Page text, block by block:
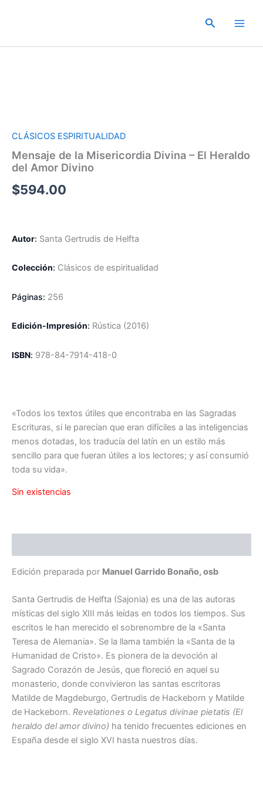
Buscar
CLÁSICOS ESPIRITUALIDAD
Mensaje de la Misericordia Divina – El Heraldo
del Amor Divino
$594.00
Autor: Santa Gertrudis de Helfta
Colección: Clásicos de espiritualidad
Páginas: 256
Edición-Impresión: Rústica (2016)
ISBN: 978-84-7914-418-0
«Todos los textos útiles que encontraba en las Sagradas
Escrituras, si le parecían que eran difíciles a las inteligencias
menos dotadas, los traducía del latín en un estilo más
sencillo para que fueran útiles a los lectores; y así consumió
toda su vida».
Sin existencias
Edición preparada por Manuel Garrido Bonaño, osb
Santa Gertrudis de Helfta (Sajonia) es una de las autoras
místicas del siglo XIII más leídas en todos los tiempos. Sus
escritos le han merecido el sobrenombre de la «Santa
Teresa de Alemania». Se la llama también la «Santa de la
Humanidad de Cristo». Es pionera de la devoción al
Sagrado Corazón de Jesús, que floreció en aquel su
monasterio, donde convivieron las santas escritoras
Matilde de Magdeburgo, Gertrudis de Hackeborn y Matilde
de Hackeborn. Revelationes o Legatus divinae pietatis (El
heraldo del amor divino) ha tenido frecuentes ediciones en
España desde el siglo XVI hasta nuestros días.